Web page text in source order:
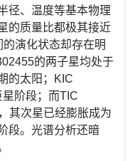
径、温度等基本物理
的质量比都极其接近
演化状态却存在明
的两子星均处于
的太阳；
KIC
阶段；而TIC
其次星已经膨胀成为
段。光谱分析还暗